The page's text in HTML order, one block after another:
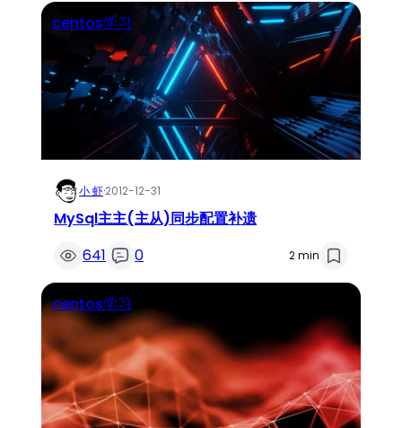
centos学习
小 虾·2012-12-31
MySql主主(主从)同步配置补遗
641
0 2 min
centos学习